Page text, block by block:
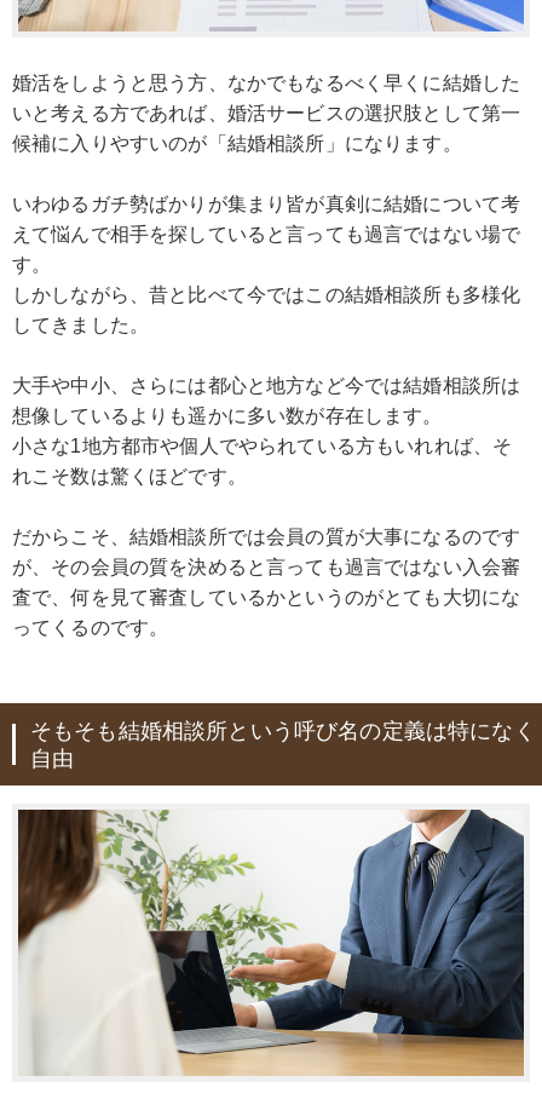
婚活をしようと思う方、なかでもなるべく早くに結婚した
いと考える方であれば、婚活サービスの選択肢として第一
候補に入りやすいのが「結婚相談所」になります。
いわゆるガチ勢ばかりが集まり皆が真剣に結婚について考
えて悩んで相手を探していると言っても過言ではない場で
す。
しかしながら、昔と比べて今ではこの結婚相談所も多様化
してきました。
大手や中小、さらには都心と地方など今では結婚相談所は
想像しているよりも遥かに多い数が存在します。
小さな1地方都市や個人でやられている方もいれれば、そ
れこそ数は驚くほどです。
だからこそ、結婚相談所では会員の質が大事になるのです
が、その会員の質を決めると言っても過言ではない入会審
査で、何を見て審査しているかというのがとても大切にな
ってくるのです。
そもそも結婚相談所という呼び名の定義は特になく
自由